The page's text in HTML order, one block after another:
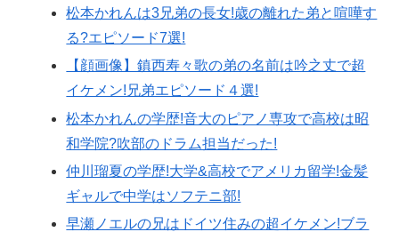
松本かれんは3兄弟の長女!歳の離れた弟と喧嘩す
る?エピソード7選!
【顔画像】鎮西寿々歌の弟の名前は吟之丈で超
イケメン!兄弟エピソード４選!
松本かれんの学歴!音大のピアノ専攻で高校は昭
和学院?吹部のドラム担当だった!
仲川瑠夏の学歴!大学&高校でアメリカ留学!金髪
ギャルで中学はソフテニ部!
早瀬ノエルの兄はドイツ住みの超イケメン!ブラ